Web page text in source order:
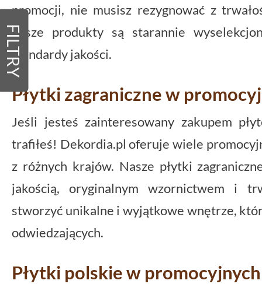
FILTRY
promocji, nie musisz rezygnować z
nasze produkty są starannie
standardy jakości.
Płytki zagraniczne w
Jeśli jesteś zainteresowany zakupem
trafiłeś! Dekordia.pl oferuje wiele
z różnych krajów. Nasze płytki
jakością, oryginalnym wzornictwem i
stworzyć unikalne i wyjątkowe wnętrze,
odwiedzających.
Płytki polskie w